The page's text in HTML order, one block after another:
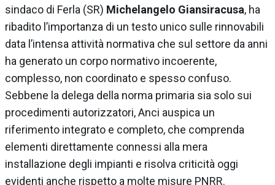
sindaco di Ferla (SR) Michelangelo Giansiracusa, ha
ribadito l’importanza di un testo unico sulle rinnovabili
data l’intensa attività normativa che sul settore da anni
ha generato un corpo normativo incoerente,
complesso, non coordinato e spesso confuso.
Sebbene la delega della norma primaria sia solo sui
procedimenti autorizzatori, Anci auspica un
riferimento integrato e completo, che comprenda
elementi direttamente connessi alla mera
installazione degli impianti e risolva criticità oggi
evidenti anche rispetto a molte misure PNRR.